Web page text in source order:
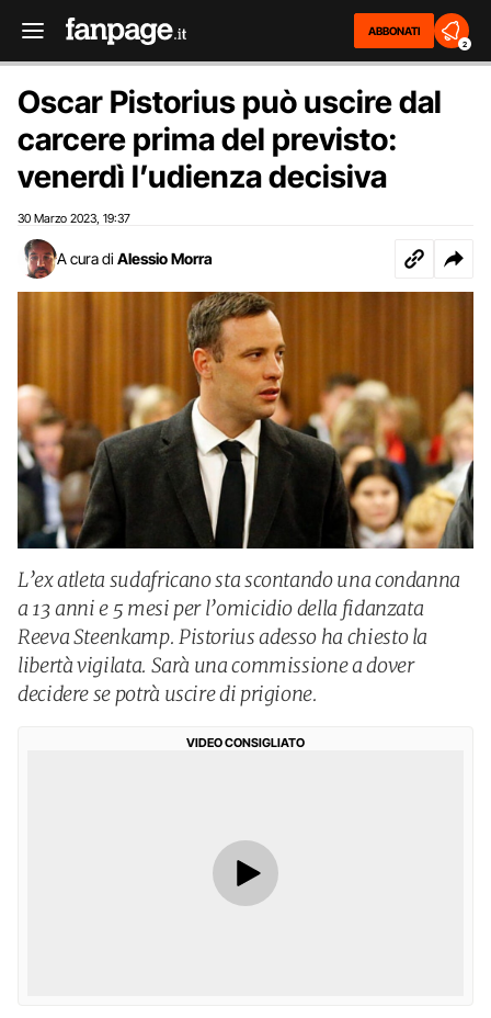
ABBONATI
2
Oscar Pistorius può uscire dal
carcere prima del previsto:
venerdì l’udienza decisiva
30 Marzo 2023 19:37
A cura di Alessio Morra
L’ex atleta sudafricano sta scontando una condanna
a 13 anni e 5 mesi per l’omicidio della fidanzata
Reeva Steenkamp. Pistorius adesso ha chiesto la
libertà vigilata. Sarà una commissione a dover
decidere se potrà uscire di prigione.
VIDEO CONSIGLIATO